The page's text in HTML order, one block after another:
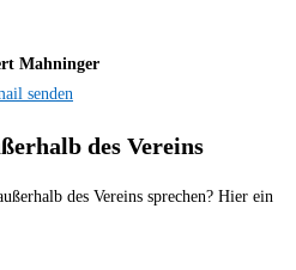
Mahninger
senden
des Vereins
des Vereins sprechen? Hier ein